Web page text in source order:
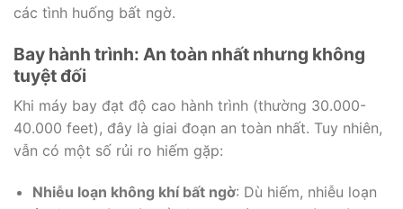
các tình huống bất ngờ.
Bay hành trình: An toàn nhất nhưng không
tuyệt đối
Khi máy bay đạt độ cao hành trình (thường 30.000-
40.000 feet), đây là giai đoạn an toàn nhất. Tuy nhiên,
vẫn có một số rủi ro hiếm gặp:
Nhiễu loạn không khí bất ngờ: Dù hiếm, nhiễu loạn